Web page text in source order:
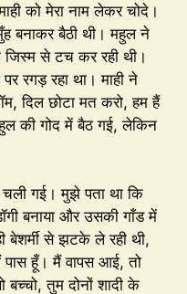
को मेरा नाम लेकर चोदे।
बनाकर बैठी थी। महुल ने
से टच कर रही थी।
रगड़ रहा था। माही ने
दिल छोटा मत करो, हम हैं
की गोद में बैठ गई, लेकिन
गई। मुझे पता था कि
बनाया और उसकी गाँड में
से झटके ले रही थी,
हूँ। मैं वापस आई, तो
बच्चो, तुम दोनों शादी के